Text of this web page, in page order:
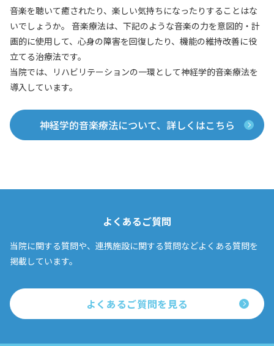
音楽を聴いて癒されたり、楽しい気持ちになったりすることはな
いでしょうか。 音楽療法は、下記のような音楽の力を意図的・計
画的に使用して、心身の障害を回復したり、機能の維持改善に役
立てる治療法です。
当院では、リハビリテーションの一環として神経学的音楽療法を
導入しています。
神経学的音楽療法について、詳しくはこちら
よくあるご質問
当院に関する質問や、連携施設に関する質問などよくある質問を
掲載しています。
よくあるご質問を見る